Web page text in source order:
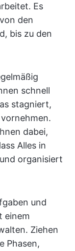
Es
den
bis zu den
schnell
stagniert,
dabei,
Alles in
organisiert
und
einem
Ziehen
Phasen,